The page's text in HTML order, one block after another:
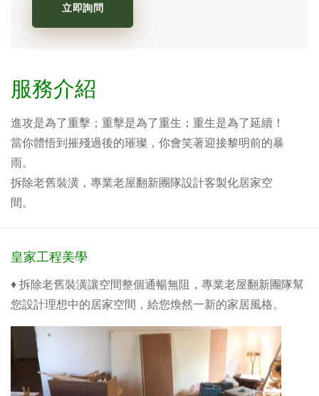
立即詢問
服務介紹
進攻是為了重擊；重擊是為了重生；重生是為了延續！
當你體悟到摧殘過後的璀璨，你會笑著迎接黎明前的暴
雨。
拆除老舊裝潢，專業老屋翻新團隊設計客製化居家空
間。
皇家工程美學
♦ 拆除老舊裝潢讓空間整個通暢無阻，專業老屋翻新團隊幫
您設計理想中的居家空間，給您煥然一新的家居風格。